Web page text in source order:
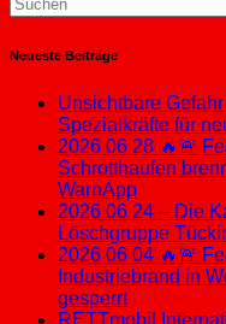
Neueste Beiträge
Unsichtbare
Spezialkräfte für
2026 06 28 🔥🚨
Schrotthaufen
WarnApp
2026 06 24 – Die
Löschgruppe
2026 06 04 🔥🚨
Industriebrand in
gesperrt
RETTmobil